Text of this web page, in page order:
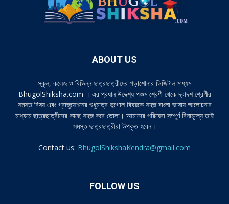
ABOUT US
স্কুল, কলেজ ও বিভিন্ন ছাত্রছাত্রীদের পড়াশোনার ডিজিটাল মাধ্যম
BhugolShiksha.com । এর প্রধান উদ্দেশ্য পঞ্চম শ্রেণী থেকে দ্বাদশ শ্রেণীর
সমস্ত বিষয় এবং গ্রাজুয়েশনের শুধুমাত্র ভূগোল বিষয়কে সহজ বাংলা ভাষায় আলোচনার
মাধ্যমে ছাত্রছাত্রীদের কাছে সহজ করে তোলা। আমাদের পরিষেবা সম্পূর্ণ বিনামূল্যে তাই
সমস্ত ছাত্রছাত্রীরা উপকৃত হবেন।
Contact us: BhugolShikshaKendra@gmail.com
FOLLOW US